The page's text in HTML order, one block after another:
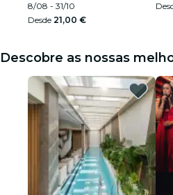
8/08 - 31/10
Desde 21,00 €
Descobre as nossas